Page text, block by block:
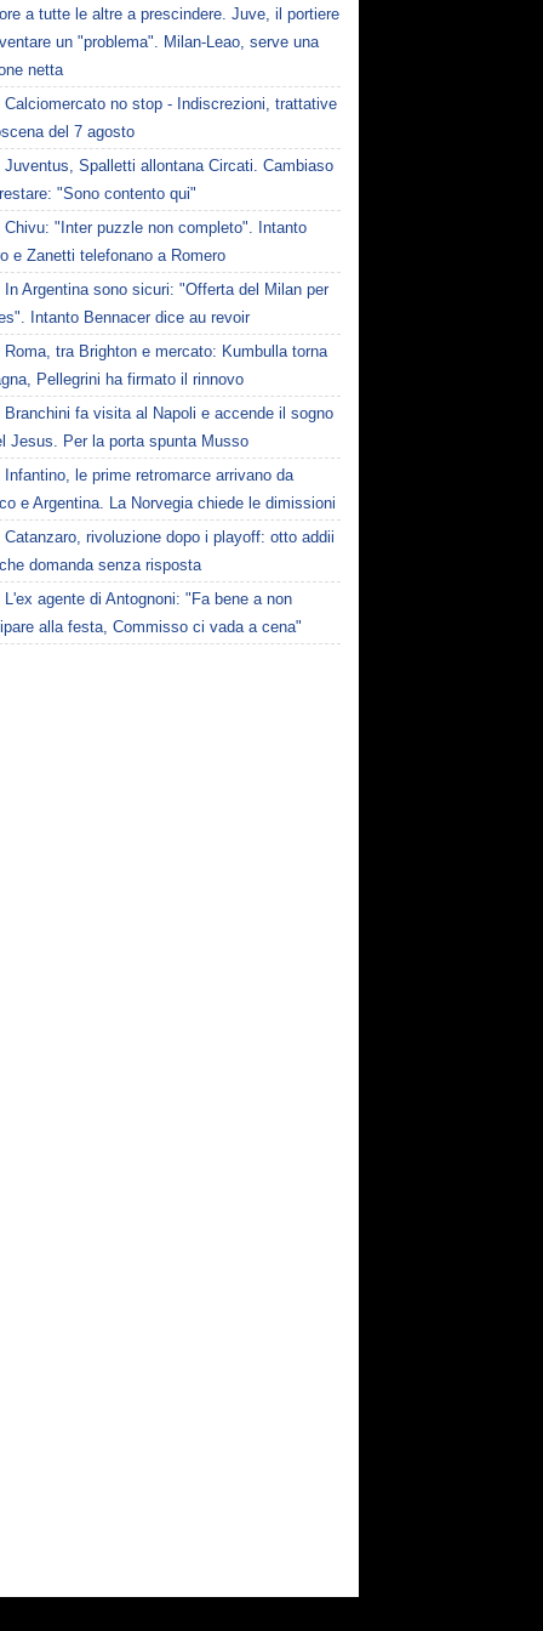
a tutte le altre a prescindere. Juve, il portiere
un "problema". Milan-Leao, serve una
netta
Calciomercato no stop - Indiscrezioni, trattative
del 7 agosto
Juventus, Spalletti allontana Circati. Cambiaso
"Sono contento qui"
Chivu: "Inter puzzle non completo". Intanto
e Zanetti telefonano a Romero
In Argentina sono sicuri: "Offerta del Milan per
Intanto Bennacer dice au revoir
Roma, tra Brighton e mercato: Kumbulla torna
Pellegrini ha firmato il rinnovo
Branchini fa visita al Napoli e accende il sogno
Jesus. Per la porta spunta Musso
Infantino, le prime retromarce arrivano da
e Argentina. La Norvegia chiede le dimissioni
Catanzaro, rivoluzione dopo i playoff: otto addii
domanda senza risposta
L'ex agente di Antognoni: "Fa bene a non
alla festa, Commisso ci vada a cena"